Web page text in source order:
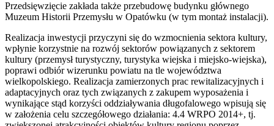
Przedsięwzięcie zakłada także przebudowę budynku głównego
Muzeum Historii Przemysłu w Opatówku (w tym montaż instalacji).
Realizacja inwestycji przyczyni się do wzmocnienia sektora kultury,
wpłynie korzystnie na rozwój sektorów powiązanych z sektorem
kultury (przemysł turystyczny, turystyka wiejska i miejsko-wiejska),
poprawi odbiór wizerunku powiatu na tle województwa
wielkopolskiego. Realizacja zamierzonych prac rewitalizacyjnych i
adaptacyjnych oraz tych związanych z zakupem wyposażenia i
wynikające stąd korzyści oddziaływania długofalowego wpisują się
w założenia celu szczegółowego działania: 4.4 WRPO 2014+, tj.